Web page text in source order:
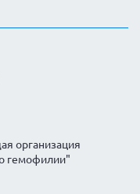
организация
гемофилии"